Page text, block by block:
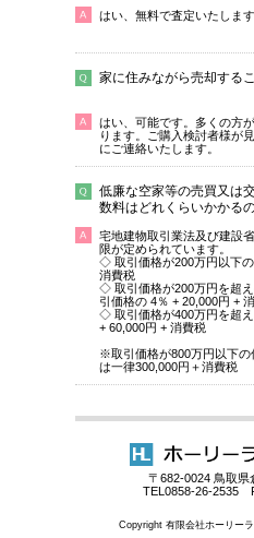
はい、無料で査定いたしま
家に住みながら売却する
はい、可能です。多くの方
ります。ご購入検討者様が
にご連絡いたします。
低廉な空家等の売買又は
数料はどれくらいかかる
宅地建物取引業法及び建設
限が定められています。
◇ 取引価格が200万円以
消費税
◇ 取引価格が200万円を
引価格の 4％ + 20,000円 +
◇ 取引価格が400万円を
+ 60,000円 + 消費税
※取引価格が800万円以下の
は一律300,000円＋消費税
〒682-0024 鳥取県
TEL0858-26-2535
Copyright 有限会社ホーリー